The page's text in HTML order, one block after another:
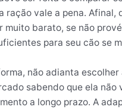
ração vale a pena. Afinal,
muito barato, se não
para seu cão se
não adianta escolher
sabendo que ela não
a longo prazo. A